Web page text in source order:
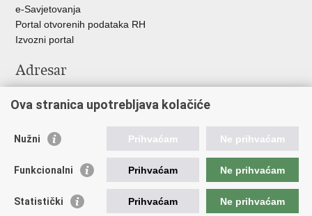
e-Savjetovanja
Portal otvorenih podataka RH
Izvozni portal
Adresar
Adresar tijela javne vlasti
Korisne poveznice
Vlada RH
Predsjednik RH
Ova stranica upotrebljava kolačiće
Nužni Prihvaćam Ne prihvaćam
Funkcionalni Prihvaćam Ne prihvaćam
Statistički Prihvaćam Ne prihvaćam